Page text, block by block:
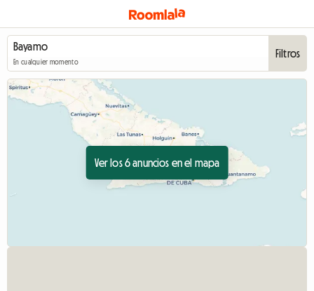
En cualquier momento
Filtros
Ver los 6 anuncios en el mapa